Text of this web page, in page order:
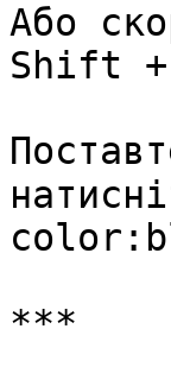
Або
Shift
***